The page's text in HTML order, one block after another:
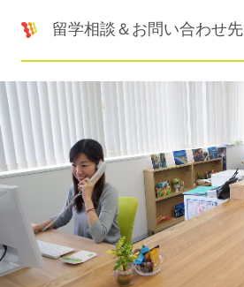
留学相談＆お問い合わせ先